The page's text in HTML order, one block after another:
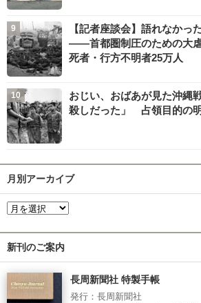
【記者座談会】語れなかっ
――首都圏制圧のための大
死者・行方不明者25万人
おじい、おばあが見た沖
殺しだった」 占領目的の
月別アーカイブ
新刊のご案内
長周新聞社 特製手帳
発行：長周新聞社